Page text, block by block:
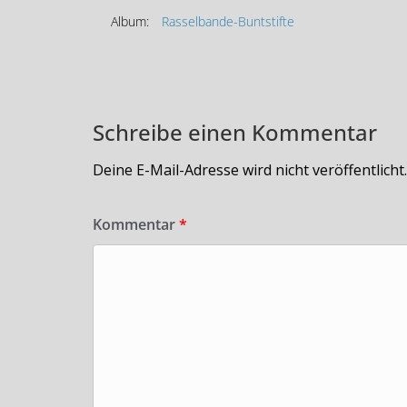
Album: Rasselbande-Buntstifte
Schreibe einen Kommentar
Deine E-Mail-Adresse wird nicht veröffentlicht.
Kommentar*